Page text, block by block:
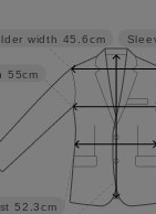
52.3cm
55cm
width 45.6cm